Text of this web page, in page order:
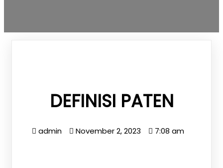
DEFINISI PATEN
admin November 2, 2023 7:08 am